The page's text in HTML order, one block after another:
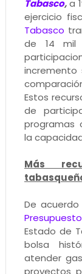
Tabasco,a
ejercicio
Tabasco
de 14 mil
incremento
Estos
de
programas
la
Más
De
Estado de
bolsa
atender
proyectos